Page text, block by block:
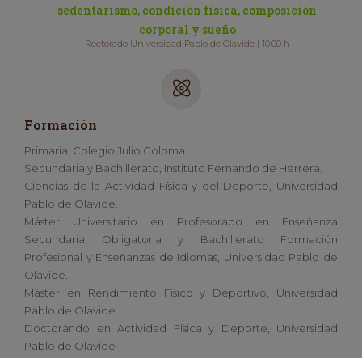
sedentarismo, condición física, composición
corporal y sueño
Rectorado Universidad Pablo de Olavide | 10.00 h
Formación
Primaria, Colegio Julio Coloma.
Secundaria y Bachillerato, Instituto Fernando de Herrera.
Ciencias de la Actividad Física y del Deporte, Universidad
Pablo de Olavide.
Máster Universitario en Profesorado en Enseñanza
Secundaria Obligatoria y Bachillerato Formación
Profesional y Enseñanzas de Idiomas, Universidad Pablo de
Olavide.
Máster en Rendimiento Físico y Deportivo, Universidad
Pablo de Olavide
Doctorando en Actividad Física y Deporte, Universidad
Pablo de Olavide